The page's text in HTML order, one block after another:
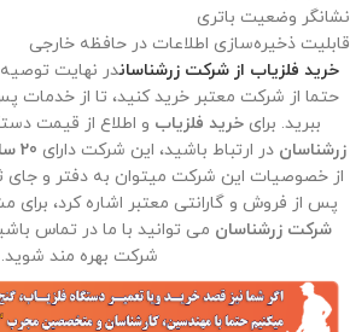
نشانگر وضعیت باتری
قابلیت ذخیره‌سازی اطلاعات در حافظه خارجی
خرید فلزیاب از شرکت زرشناساندر نهایت
حتما از شرکت معتبر خرید کنید، تا از خدمات
ببرید. برایخرید فلزیاب و اطلاع از قیمت
زرشناسان در ارتباط باشید، این شرکت دارای 20 سال
از خصوصیات این شرکت میتوان به دفتر و
پس از فروش و گارانتی معتبر اشاره کرد، برای
شرکت زرشناسان می توانید با ما در تماس
شرکت بهره مند شوید.